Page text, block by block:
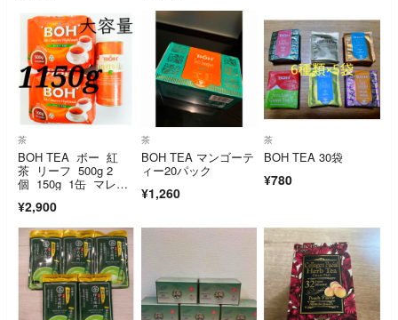
茶
BOH TEA ボー 紅
茶 リーフ 500g 2
個 150g 1缶 マレー
¥2,900
茶
BOH TEA マンゴーテ
ィー20パック
¥1,260
茶
BOH TEA 30袋
¥780